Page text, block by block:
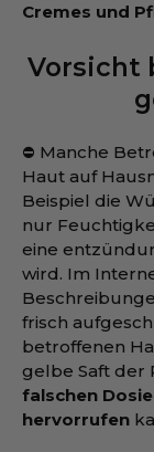
Cremes und
Vorsicht
⛔️ Manche
Haut auf
Beispiel die
nur
eine
wird. Im
frisch
betroffenen
gelbe Saft der
falschen
hervorrufen